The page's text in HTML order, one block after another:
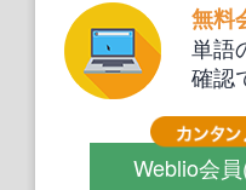
無料
単語
確認
Weblio会員